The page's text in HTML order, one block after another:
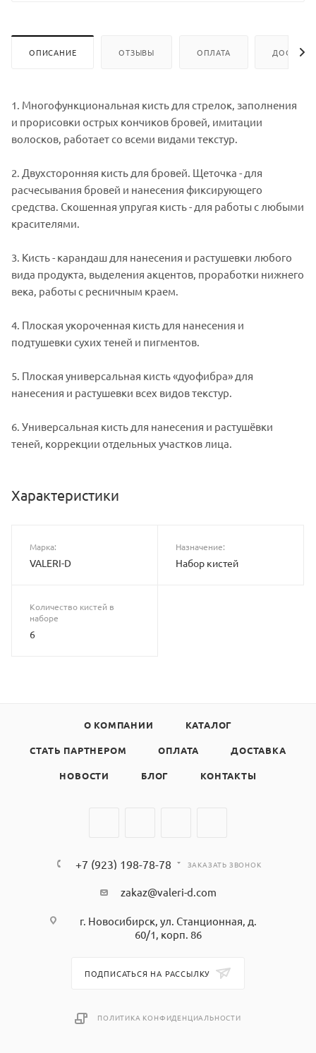
ОПИСАНИЕ ОТЗЫВЫ ОПЛАТА
1. Многофункциональная кисть для стрелок, заполнения
и прорисовки острых кончиков бровей, имитации
волосков, работает со всеми видами текстур.
2. Двухсторонняя кисть для бровей. Щеточка - для
расчесывания бровей и нанесения фиксирующего
средства. Скошенная упругая кисть - для работы с любыми
красителями.
3. Кисть - карандаш для нанесения и растушевки любого
вида продукта, выделения акцентов, проработки нижнего
века, работы с ресничным краем.
4. Плоская укороченная кисть для нанесения и
подтушевки сухих теней и пигментов.
5. Плоская универсальная кисть «дуофибра» для
нанесения и растушевки всех видов текстур.
6. Универсальная кисть для нанесения и растушёвки
теней, коррекции отдельных участков лица.
Характеристики
Марка:
VALERI-D
Назначение:
Набор кистей
Количество кистей в
наборе
6
О КОМПАНИИ КАТАЛОГ
СТАТЬ ПАРТНЕРОМ ОПЛАТА ДОСТАВКА
НОВОСТИ БЛОГ КОНТАКТЫ
+7 (923) 198-78-78 ЗАКАЗАТЬ ЗВОНОК
zakaz@valeri-d.com
г. Новосибирск, ул. Станционная, д.
60/1, корп. 86
ПОДПИСАТЬСЯ НА РАССЫЛКУ
ПОЛИТИКА КОНФИДЕНЦИАЛЬНОСТИ